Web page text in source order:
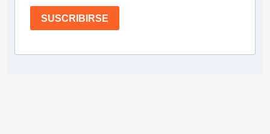
SUSCRIBIRSE